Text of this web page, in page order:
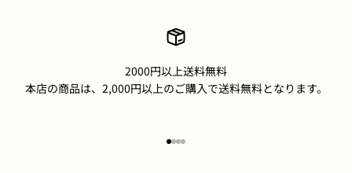
2000円以上送料無料
本店の商品は、2,000円以上のご購入で送料無料となります。